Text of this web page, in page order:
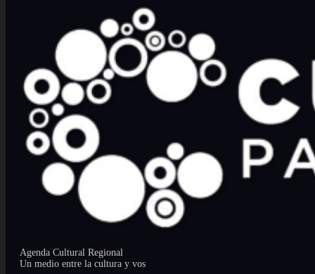
Agenda Cultural Regional
Un medio entre la cultura y vos